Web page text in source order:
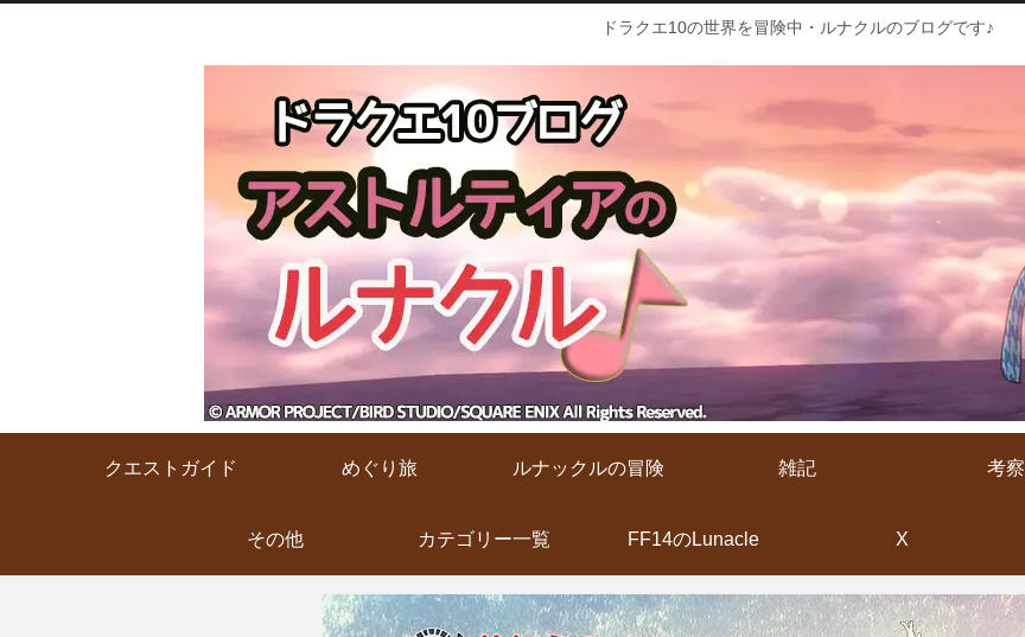
ドラクエ10の世界を冒険中・ルナクルのブログです♪
クエストガイド めぐり旅 ルナックルの冒険 雑記 考察
その他 カテゴリー一覧 FF14のLunacle X